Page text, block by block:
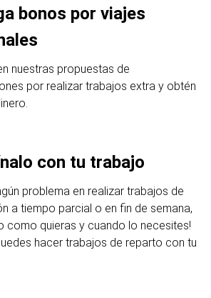
bonos por viajes
nuestras propuestas de
por realizar trabajos extra y obtén
con tu trabajo
problema en realizar trabajos de
a tiempo parcial o en fin de semana,
como quieras y cuando lo necesites!
hacer trabajos de reparto con tu